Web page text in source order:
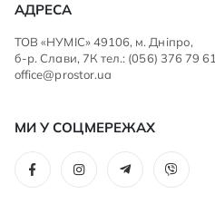
АДРЕСА
ТОВ «НУМІС» 49106, м. Дніпро,
б-р. Слави, 7К тел.: (056) 376 79 61
office@prostor.ua
МИ У СОЦМЕРЕЖАХ